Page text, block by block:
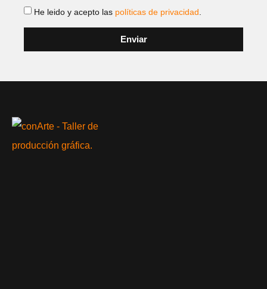
He leido y acepto las políticas de privacidad
Enviar